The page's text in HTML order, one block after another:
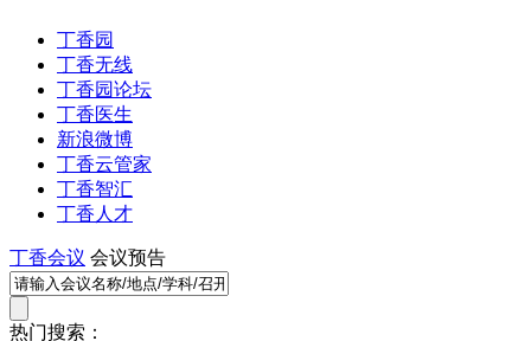
丁香园
丁香无线
丁香园论坛
丁香医生
新浪微博
丁香云管家
丁香智汇
丁香人才
丁香会议 会议预告
热门搜索：